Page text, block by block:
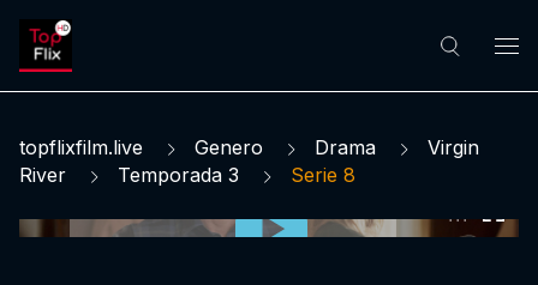
topflixfilm.live Genero Drama
Virgin
River
Temporada 3 Serie 8